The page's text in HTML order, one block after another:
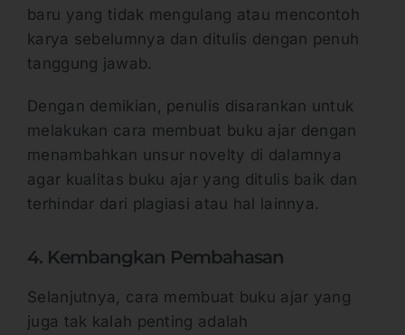
baru yang tidak mengulang atau mencontoh
karya sebelumnya dan ditulis dengan penuh
tanggung jawab.
Dengan demikian, penulis disarankan untuk
melakukan cara membuat buku ajar dengan
menambahkan unsur novelty di dalamnya
agar kualitas buku ajar yang ditulis baik dan
terhindar dari plagiasi atau hal lainnya.
4. Kembangkan Pembahasan
Selanjutnya, cara membuat buku ajar yang
juga tak kalah penting adalah